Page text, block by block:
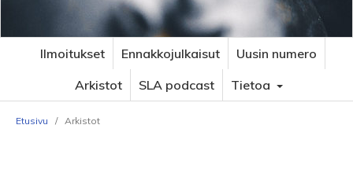
Ilmoitukset Ennakkojulkaisut
Uusin numero
Arkistot
SLA podcast Tietoa
Etusivu / Arkistot